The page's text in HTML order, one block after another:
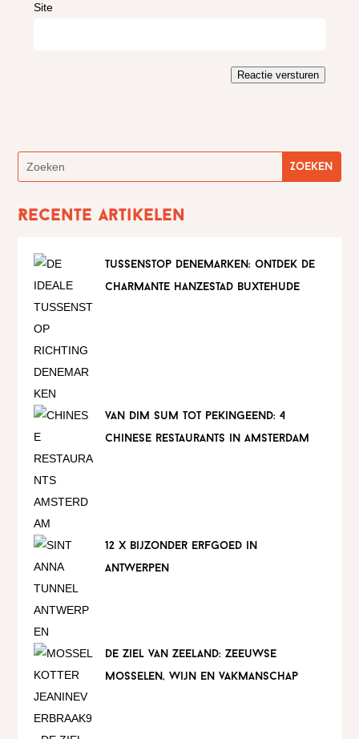
Site
Reactie versturen
Recente artikelen
tussenstop denemarken: ontdek de
charmante hanzestad buxtehude
van dim sum tot pekingeend: 4
chinese restaurants in amsterdam
12 x bijzonder erfgoed in
antwerpen
de ziel van zeeland: zeeuwse
mosselen, wijn en vakmanschap